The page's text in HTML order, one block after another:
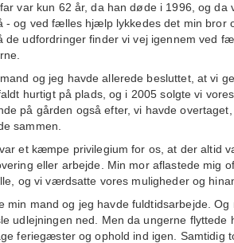
var kun 62 år, da han døde i 1996, og
- og ved fælles hjælp lykkedes det min bror
de udfordringer finder vi vej igennem ved
og jeg havde allerede besluttet, at vi
hurtigt på plads, og i 2005 solgte vi
på gården også efter, vi havde
sammen.
et kæmpe privilegium for os, at der altid
eller arbejde. Min mor aflastede mig
og vi værdsatte vores muligheder og
min mand og jeg havde fuldtidsarbejde.
udlejningen ned. Men da ungerne
feriegæster og ophold ind igen. Samtidig